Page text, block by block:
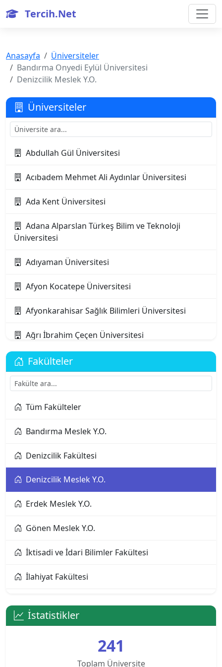
Tercih.Net
Anasayfa
Üniversiteler
Bandırma Onyedi Eylül Üniversitesi
Denizcilik Meslek Y.O.
Üniversiteler
Abdullah Gül Üniversitesi
Acıbadem Mehmet Ali Aydınlar Üniversitesi
Ada Kent Üniversitesi
Adana Alparslan Türkeş Bilim ve Teknoloji
Üniversitesi
Adıyaman Üniversitesi
Afyon Kocatepe Üniversitesi
Afyonkarahisar Sağlık Bilimleri Üniversitesi
Ağrı İbrahim Çeçen Üniversitesi
Akdeniz Karpaz Üniversitesi
Akdeniz Üniversitesi
Aksaray Üniversitesi
Alanya Alaaddin Keykubat Üniversitesi
Alanya Üniversitesi
Altınbaş Üniversitesi
Amasya Üniversitesi
Anadolu Üniversitesi
Ankara Bilim Üniversitesi
Ankara Hacı Bayram Veli Üniversitesi
Ankara Müzik ve Güzel Sanatlar Üniversitesi
Ankara Sosyal Bilimler Üniversitesi
Fakülteler
Tüm Fakülteler
Bandırma Meslek Y.O.
Denizcilik Fakültesi
Denizcilik Meslek Y.O.
Erdek Meslek Y.O.
Gönen Meslek Y.O.
İktisadi ve İdari Bilimler Fakültesi
İlahiyat Fakültesi
İnsan ve Toplum Bilimleri Fakültesi
Manyas Meslek Y.O.
İstatistikler
241
Toplam Üniversite